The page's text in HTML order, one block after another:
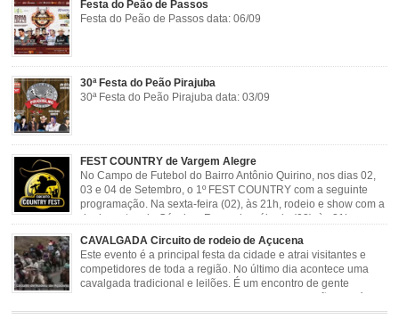
Festa do Peão de Passos
Festa do Peão de Passos data: 06/09
30ª Festa do Peão Pirajuba
30ª Festa do Peão Pirajuba data: 03/09
FEST COUNTRY de Vargem Alegre
No Campo de Futebol do Bairro Antônio Quirino, nos dias 02,
03 e 04 de Setembro, o 1º FEST COUNTRY com a seguinte
programação. Na sexta-feira (02), às 21h, rodeio e show com a
dupla sertaneja Cássio e Reynado; sábado (03), às 21h,
rodeio e shows com o Trio Pé de Cedro e o Trio […]
CAVALGADA Circuito de rodeio de Açucena
Este evento é a principal festa da cidade e atrai visitantes e
competidores de toda a região. No último dia acontece uma
cavalgada tradicional e leilões. É um encontro de gente
animada e hospitaleira. Local: Parque de Exposições José
Rosa Guimarães, Açucena Data: Setembro